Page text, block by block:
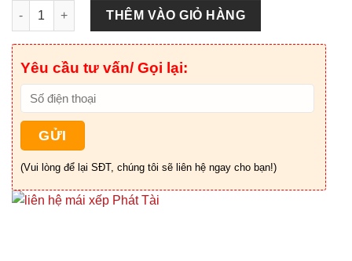
Mái xếp sân nhà Thủ Đức - HCM số lượng
THÊM VÀO GIỎ HÀNG
Yêu cầu tư vấn/ Gọi lại:
(Vui lòng để lại SĐT, chúng tôi sẽ liên hệ ngay cho bạn!)